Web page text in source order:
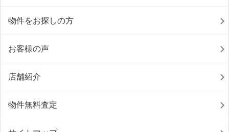
物件をお探しの方
お客様の声
店舗紹介
物件無料査定